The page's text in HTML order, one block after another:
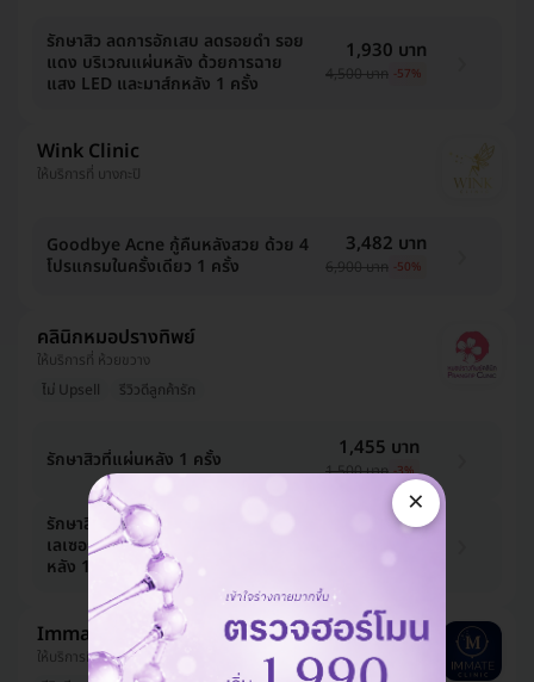
รักษาสิว ลดการอักเสบ ลดรอยดำ รอย
แดง บริเวณแผ่นหลัง ด้วยการฉาย
แสง LED และมาส์กหลัง 1 ครั้ง
1,930 บาท
4,500 บาท -57%
Wink Clinic
ให้บริการที่ บางกะปิ
Goodbye Acne กู้คืนหลังสวย ด้วย 4
โปรแกรมในครั้งเดียว 1 ครั้ง
3,482 บาท
6,900 บาท -50%
คลินิกหมอปรางทิพย์
ให้บริการที่ ห้วยขวาง
ไม่ Upsell
รีวิวดีลูกค้ารัก
รักษาสิวที่แผ่นหลัง 1 ครั้ง 1,455 บาท
1,500 บาท -3%
รักษาสิวอักเสบ สิวผด รอยแดง ด้วย
เลเซอร์ Long Pulse Nd:YAG ทั่วแผ่น
หลัง 1 ครั้ง
1,940 บาท
Immate Clinic
ให้บริการที่ ปทุมธานี
×